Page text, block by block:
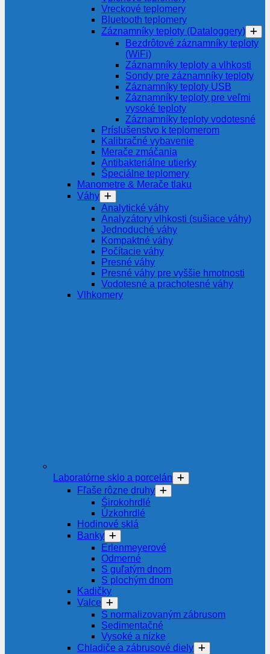
Vreckové teplomery
Bluetooth teplomery
Záznamníky teploty (Dataloggery)
Bezdrôtové záznamníky teploty
(WiFi)
Záznamníky teploty a vlhkosti
Sondy pre záznamníky teploty
Záznamníky teploty USB
Záznamníky teploty pre veľmi
vysoké teploty
Záznamníky teploty vodotesné
Príslušenstvo k teplomerom
Kalibračné vybavenie
Merače zmáčania
Antibakteriálne utierky
Špeciálne teplomery
Manometre & Merače tlaku
Váhy
Analytické váhy
Analyzátory vlhkosti (sušiace váhy)
Jednoduché váhy
Kompaktné váhy
Počítacie váhy
Presné váhy
Presné váhy pre vyššie hmotnosti
Vodotesné a prachotesné váhy
Vlhkomery
Laboratórne sklo a porcelán
Fľaše rôzne druhy
Širokohrdlé
Úzkohrdlé
Hodinové sklá
Banky
Erlenmeyerové
Odmerné
S guľatým dnom
S plochým dnom
Kadičky
Valce
S normalizovaným zábrusom
Sedimentačné
Vysoké a nízke
Chladiče a zábrusové diely